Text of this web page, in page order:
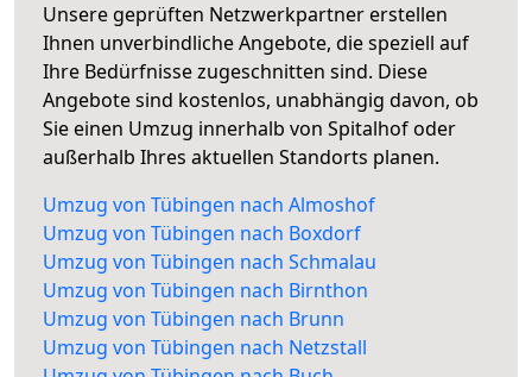
Unsere geprüften Netzwerkpartner erstellen
Ihnen unverbindliche Angebote, die speziell auf
Ihre Bedürfnisse zugeschnitten sind. Diese
Angebote sind kostenlos, unabhängig davon, ob
Sie einen Umzug innerhalb von Spitalhof oder
außerhalb Ihres aktuellen Standorts planen.
Umzug von Tübingen nach Almoshof
Umzug von Tübingen nach Boxdorf
Umzug von Tübingen nach Schmalau
Umzug von Tübingen nach Birnthon
Umzug von Tübingen nach Brunn
Umzug von Tübingen nach Netzstall